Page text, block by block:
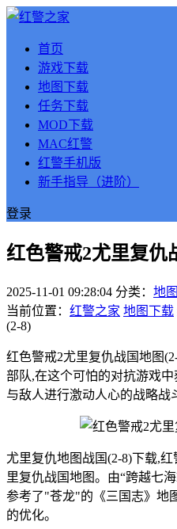
首页
游戏下载
地图下载
任务下载
MOD下载
MAC红警
红警手机版
新手指导（进阶）
登录
红色警戒2尤里复仇
2025-11-01 09:28:04 分类： 地
当前位置： 红警之家 地图下载
(2-8)
红色警戒2尤里复仇战国地图
部队,在这个可怕的对抗游戏
与敌人进行激动人心的战略战
尤里复仇地图战国(2-8)下载,
里复仇战国地图。由“跨越七
参考了"苍龙"的《三国志》地
的优化。